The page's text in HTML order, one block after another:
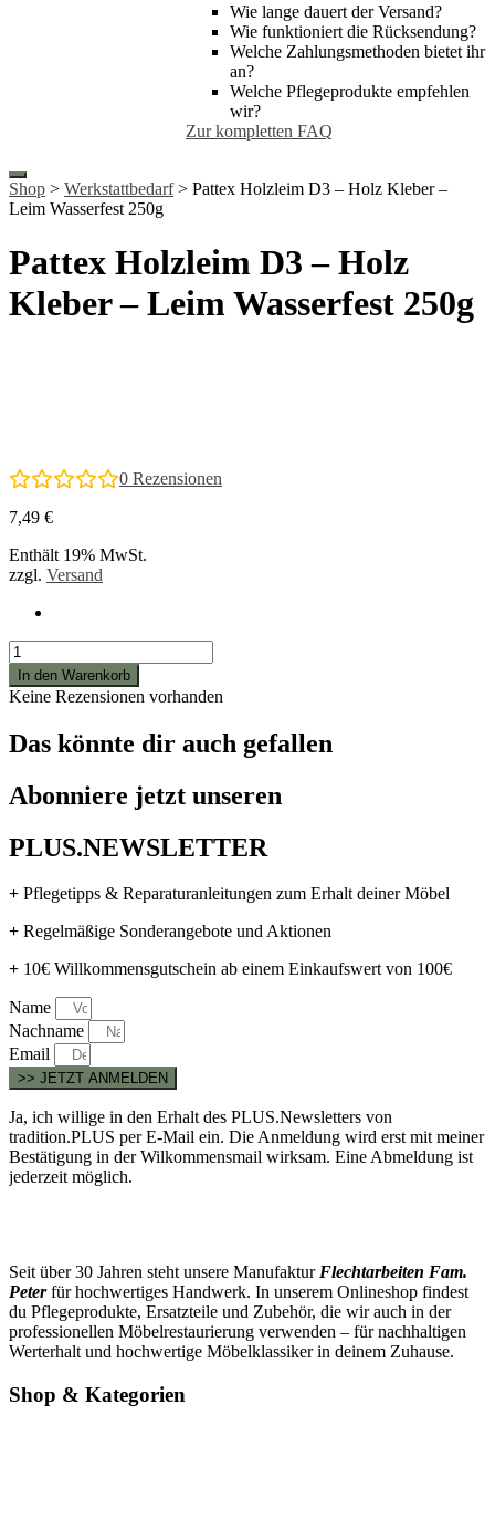
Wie lange dauert der Versand?
Wie funktioniert die Rücksendung?
Welche Zahlungsmethoden bietet ihr
an?
Welche Pflegeprodukte empfehlen
wir?
Zur kompletten FAQ
Shop > Werkstattbedarf> Pattex Holzleim D3 – Holz Kleber –
Leim Wasserfest 250g
Pattex Holzleim D3 – Holz
Kleber – Leim Wasserfest 250g
0 Rezensionen
7,49 €
Enthält 19% MwSt.
zzgl. Versand
Pattex
Holzleim
D3
-
Kleber
Leim
Wasserfest
Menge
In den Warenkorb
Keine Rezensionen vorhanden
Das könnte dir auch gefallen
Abonniere jetzt unseren
PLUS.NEWSLETTER
+ Pflegetipps & Reparaturanleitungen zum Erhalt deiner Möbel
+ Regelmäßige Sonderangebote und Aktionen
+ 10€ Willkommensgutschein ab einem Einkaufswert von 100€
Name
Nachname
Email
>> JETZT ANMELDEN
Ja, ich willige in den Erhalt des PLUS.Newsletters von
tradition.PLUS per E-Mail ein. Die Anmeldung wird erst mit meiner
Bestätigung in der Wilkommensmail wirksam. Eine Abmeldung ist
jederzeit möglich.
Seit über 30 Jahren steht unsere ManufakturFlechtarbeiten Fam.
Peterfür hochwertiges Handwerk. In unserem Onlineshop findest
du Pflegeprodukte, Ersatzteile und Zubehör, die wir auch in der
professionellen Möbelrestaurierung verwenden – für nachhaltigen
Werterhalt und hochwertige Möbelklassiker in deinem Zuhause.
Shop & Kategorien